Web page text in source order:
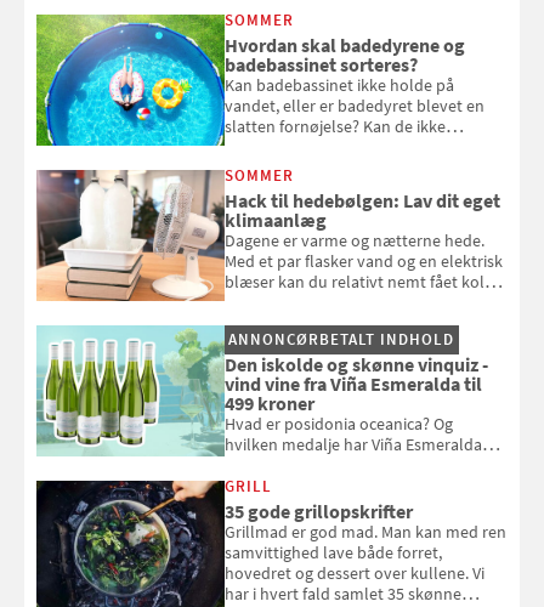
at bede naboen om at vande eller
SOMMER
Hvordan skal badedyrene og
badebassinet sorteres?
Kan badebassinet ikke holde på
vandet, eller er badedyret blevet en
slatten fornøjelse? Kan de ikke
opmærksom, når du smider
badebassinet eller et badedyr ud
SOMMER
Hack til hedebølgen: Lav dit eget
klimaanlæg
Dagene er varme og nætterne hede.
Med et par flasker vand og en elektrisk
blæser kan du relativt nemt fået koldt
og se, hvordan du gør
ANNONCØRBETALT INDHOLD
Den iskolde og skønne vinquiz -
vind vine fra Viña Esmeralda til
499 kroner
Hvad er posidonia oceanica? Og
hvilken medalje har Viña Esmeralda
med i Samvirkes skønne vinquiz, hvor
du kan vinde 6 flasker vin fra Viña
Esmeralda. Konkurrencen slutter 1.
september 2026.
GRILL
35 gode grillopskrifter
Grillmad er god mad. Man kan med ren
samvittighed lave både forret,
hovedret og dessert over kullene. Vi
har i hvert fald samlet 35 skønne